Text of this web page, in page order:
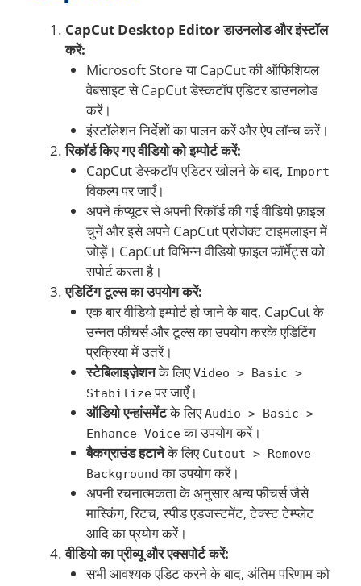
CapCut Desktop Editor डाउनलोड और इंस्टॉल
करें:
Microsoft Store या CapCut की ऑफिशियल
वेबसाइट से CapCut डेस्कटॉप एडिटर डाउनलोड
करें।
इंस्टॉलेशन निर्देशों का पालन करें और ऐप लॉन्च करें।
रिकॉर्ड किए गए वीडियो को इम्पोर्ट करें:
CapCut डेस्कटॉप एडिटर खोलने के बाद, Import
विकल्प पर जाएँ।
अपने कंप्यूटर से अपनी रिकॉर्ड की गई वीडियो फ़ाइल
चुनें और इसे अपने CapCut प्रोजेक्ट टाइमलाइन में
जोड़ें। CapCut विभिन्न वीडियो फ़ाइल फॉर्मेट्स को
सपोर्ट करता है।
एडिटिंग टूल्स का उपयोग करें:
एक बार वीडियो इम्पोर्ट हो जाने के बाद, CapCut के
उन्नत फीचर्स और टूल्स का उपयोग करके एडिटिंग
प्रक्रिया में उतरें।
स्टेबिलाइज़ेशनके लिएVideo > Basic >
Stabilizeपर जाएँ।
ऑडियो एन्हांसमेंटके लिएAudio > Basic >
Enhance Voiceका उपयोग करें।
बैकग्राउंड हटानेके लिए Cutout > Remove
Background का उपयोग करें।
अपनी रचनात्मकता के अनुसार अन्य फीचर्स जैसे
मास्किंग, रिटच, स्पीड एडजस्टमेंट, टेक्स्ट टेम्प्लेट
आदि का प्रयोग करें।
वीडियो का प्रीव्यू और एक्सपोर्ट करें:
सभी आवश्यक एडिट करने के बाद, अंतिम परिणाम को